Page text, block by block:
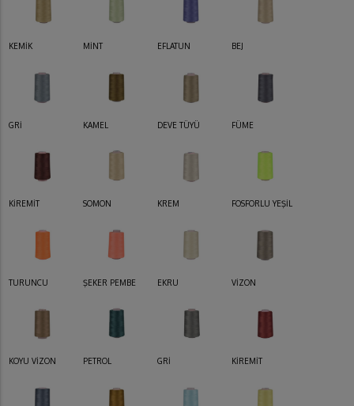
KEMİK MİNT EFLATUN BEJ
GRİ KAMEL DEVE TÜYÜ FÜME
KİREMİT SOMON KREM FOSFORLU YEŞİL
TURUNCU ŞEKER PEMBE EKRU VİZON
KOYU VİZON PETROL GRİ KİREMİT